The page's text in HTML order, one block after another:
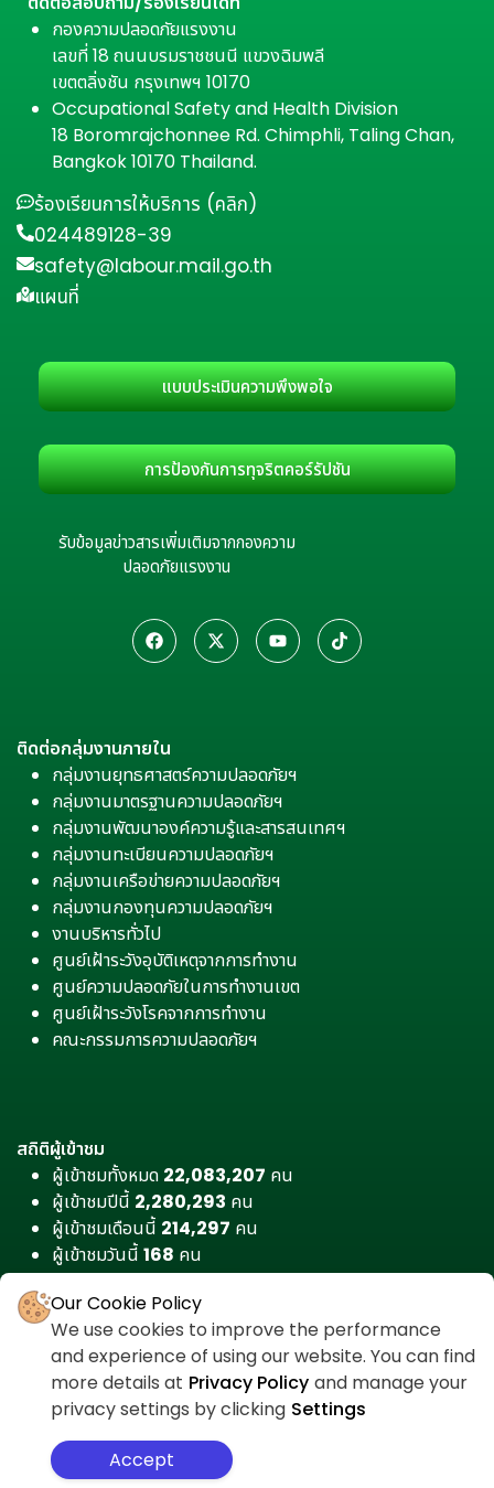
กองความปลอดภัยแรงงาน
เลขที่ 18 ถนนบรมราชชนนี แขวงฉิมพลี
เขตตลิ่งชัน กรุงเทพฯ 10170
Occupational Safety and Health Division
18 Boromrajchonnee Rd. Chimphli, Taling Chan,
Bangkok 10170 Thailand.
ร้องเรียนการให้บริการ (คลิก)
024489128-39
safety@labour.mail.go.th
แผนที่
แบบประเมินความพึงพอใจ
การป้องกันการทุจริตคอร์รัปชัน
รับข้อมูลข่าวสารเพิ่มเติมจากกองความ
ปลอดภัยแรงงาน
ติดต่อกลุ่มงานภายใน
กลุ่มงานยุทธศาสตร์ความปลอดภัยฯ
กลุ่มงานมาตรฐานความปลอดภัยฯ
กลุ่มงานพัฒนาองค์ความรู้และสารสนเทศฯ
กลุ่มงานทะเบียนความปลอดภัยฯ
กลุ่มงานเครือข่ายความปลอดภัยฯ
กลุ่มงานกองทุนความปลอดภัยฯ
งานบริหารทั่วไป
ศูนย์เฝ้าระวังอุบัติเหตุจากการทำงาน
ศูนย์ความปลอดภัยในการทำงานเขต
ศูนย์เฝ้าระวังโรคจากการทำงาน
คณะกรรมการความปลอดภัยฯ
สถิติผู้เข้าชม
ผู้เข้าชมทั้งหมด 22,083,207 คน
ผู้เข้าชมปีนี้ 2,280,293 คน
ผู้เข้าชมเดือนนี้ 214,297 คน
ผู้เข้าชมวันนี้ 168 คน
สำหรับเจ้าหน้าที่ ศูนย์ต่อต้านคอร์รัปชัน นโยบายความเป็นส่วนตัว
Our Cookie Policy
We use cookies to improve the performance
and experience of using our website. You can find
more details at Privacy Policy and manage your
privacy settings by clicking Settings
Accept